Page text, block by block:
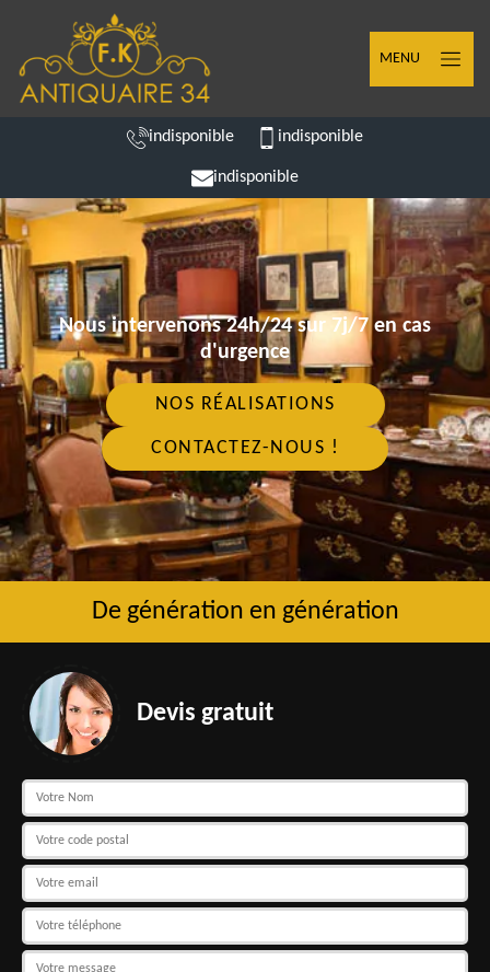
MENU
indisponible indisponible
indisponible
Nous intervenons 24h/24 sur 7j/7 en cas
d'urgence
NOS RÉALISATIONS
CONTACTEZ-NOUS !
De génération en génération
Devis gratuit